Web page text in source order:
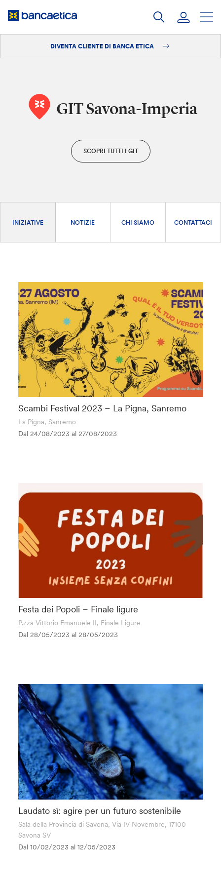
DIVENTA CLIENTE DI BANCA ETICA
GIT Savona-Imperia
SCOPRI TUTTI I GIT
INIZIATIVE NOTIZIE CHI SIAMO CONTATTACI
Scambi Festival 2023 – La Pigna, Sanremo
La Pigna, Sanremo
Dal 24/08/2023 al27/08/2023
Festa dei Popoli – Finale ligure
P.zza Vittorio Emanuele II, Finale Ligure
Dal 28/05/2023 al28/05/2023
Laudato sì: agire per un futuro sostenibile
Sala della Provincia di Savona, Via IV Novembre, 17100
Savona SV
Dal 10/02/2023 al12/05/2023